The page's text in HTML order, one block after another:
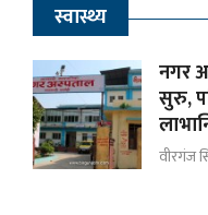
स्वास्थ्य
नगर
सुरु,
वीरगंज